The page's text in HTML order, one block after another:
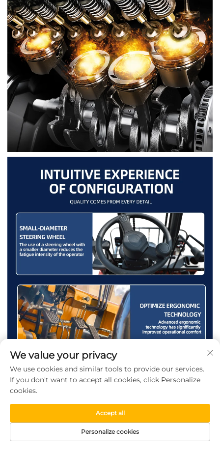
We value your privacy
We use cookies and similar tools to provide our services.
If you don't want to accept all cookies, click Personalize
cookies.
Personalize cookies
Accept all